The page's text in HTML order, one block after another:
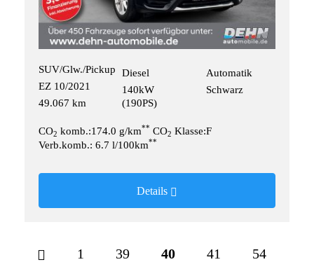
SUV/Glw./Pickup
EZ 10/2021
49.067 km
Diesel
140kW
(190PS)
Automatik
Schwarz
CO2 komb.:174.0 g/km** CO2 Klasse:F
Verb.komb.: 6.7 l/100km**
Details
1 39 40 41 54